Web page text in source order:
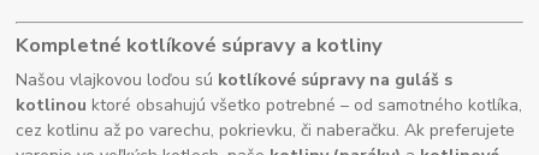
Kompletné kotlíkové súpravy a kotliny
Našou vlajkovou loďou sú kotlíkové súpravy na guláš s
kotlinou ktoré obsahujú všetko potrebné – od samotného kotlíka,
cez kotlinu až po varechu, pokrievku, či naberačku. Ak preferujete